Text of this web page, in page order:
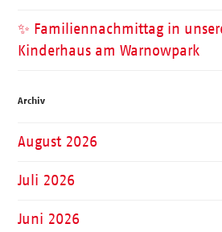
✨ Familiennachmittag in
Kinderhaus am Warnowpark
Archiv
August 2026
Juli 2026
Juni 2026